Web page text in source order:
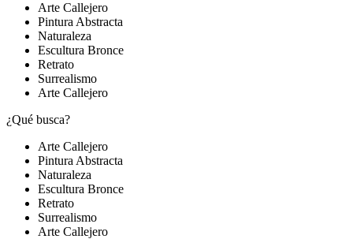
Arte Callejero
Pintura Abstracta
Naturaleza
Escultura Bronce
Retrato
Surrealismo
Arte Callejero
¿Qué busca?
Arte Callejero
Pintura Abstracta
Naturaleza
Escultura Bronce
Retrato
Surrealismo
Arte Callejero